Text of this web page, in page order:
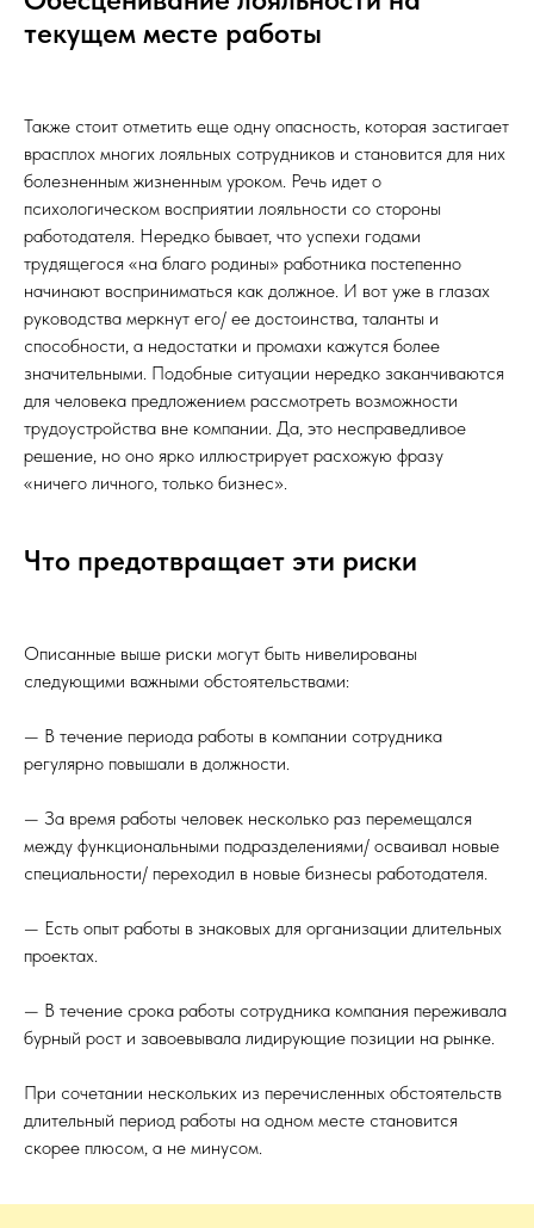
текущем месте работы
Также стоит отметить еще одну опасность, которая застигает
врасплох многих лояльных сотрудников и становится для них
болезненным жизненным уроком. Речь идет о
психологическом восприятии лояльности со стороны
работодателя. Нередко бывает, что успехи годами
трудящегося «на благо родины» работника постепенно
начинают восприниматься как должное. И вот уже в глазах
руководства меркнут его/ ее достоинства, таланты и
способности, а недостатки и промахи кажутся более
значительными. Подобные ситуации нередко заканчиваются
для человека предложением рассмотреть возможности
трудоустройства вне компании. Да, это несправедливое
решение, но оно ярко иллюстрирует расхожую фразу
«ничего личного, только бизнес».
Что предотвращает эти риски
Описанные выше риски могут быть нивелированы
следующими важными обстоятельствами:
— В течение периода работы в компании сотрудника
регулярно повышали в должности.
— За время работы человек несколько раз перемещался
между функциональными подразделениями/ осваивал новые
специальности/ переходил в новые бизнесы работодателя.
— Есть опыт работы в знаковых для организации длительных
проектах.
— В течение срока работы сотрудника компания переживала
бурный рост и завоевывала лидирующие позиции на рынке.
При сочетании нескольких из перечисленных обстоятельств
длительный период работы на одном месте становится
скорее плюсом, а не минусом.